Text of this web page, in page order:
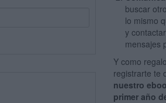
buscar
lo mismo
y
mensajes
Y como
registrarte te
nuestro
primer año